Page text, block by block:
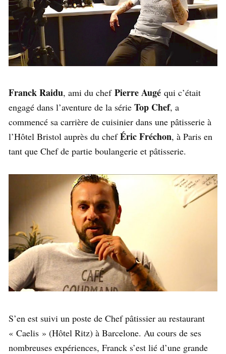
Franck Raidu, ami du chef Pierre Augé qui c’était
engagé dans l’aventure de la série Top Chef, a
commencé sa carrière de cuisinier dans une pâtisserie à
l’Hôtel Bristol auprès du chefÉric Fréchon, à Paris en
tant que Chef de partie boulangerie et pâtisserie.
S’en est suivi un poste de Chef pâtissier au restaurant
« Caelis » (Hôtel Ritz) à Barcelone. Au cours de ses
nombreuses expériences, Franck s’est lié d’une grande